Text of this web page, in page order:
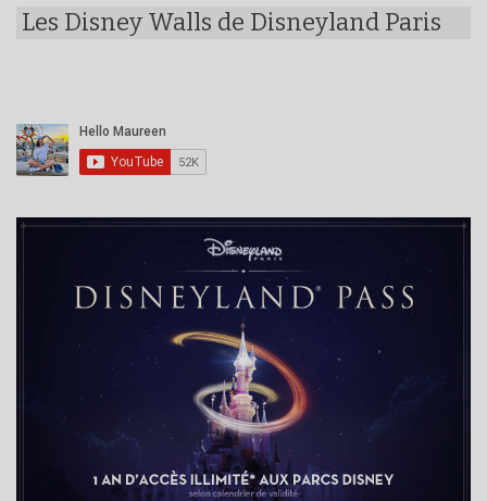
Les Disney Walls de Disneyland Paris